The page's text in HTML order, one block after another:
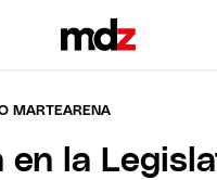
MARTEARENA
en la